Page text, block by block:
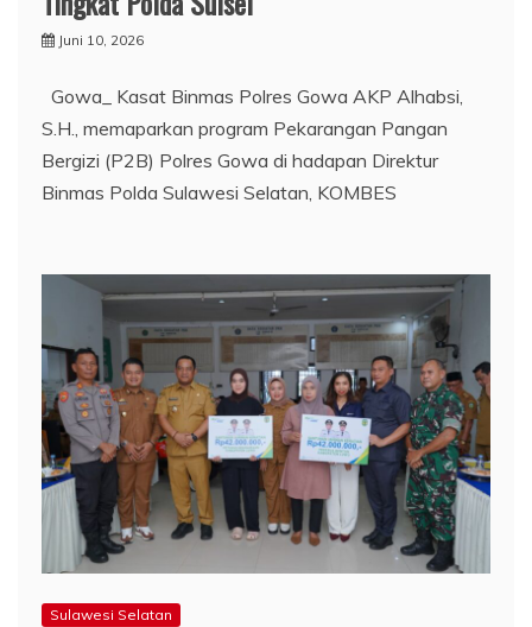
Juni 10, 2026
Gowa_ Kasat Binmas Polres Gowa AKP Alhabsi,
S.H., memaparkan program Pekarangan Pangan
Bergizi (P2B) Polres Gowa di hadapan Direktur
Binmas Polda Sulawesi Selatan, KOMBES
Sulawesi Selatan